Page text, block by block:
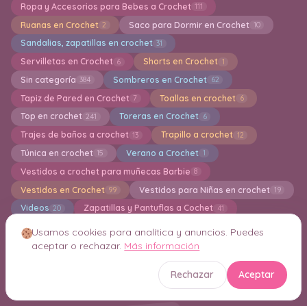
Ropa y Accesorios para Bebes a Crochet 111
Ruanas en Crochet 2 Saco para Dormir en Crochet 10
Sandalias, zapatillas en crochet 31
Servilletas en Crochet 6 Shorts en Crochet 1
Sin categoría 384 Sombreros en Crochet 62
Tapiz de Pared en Crochet 7 Toallas en crochet 6
Top en crochet 241 Toreras en Crochet 6
Trajes de baños a crochet 13 Trapillo a crochet 12
Túnica en crochet 15 Verano a Crochet 1
Vestidos a crochet para muñecas Barbie 8
Vestidos en Crochet 99 Vestidos para Niñas en crochet 19
Videos 20 Zapatillas y Pantuflas a Cochet 41
zapatos para bebés a crochet
Crochet Inteligente Consejos y Técnicas
Usamos cookies para analítica y anuncios. Puedes
aceptar o rechazar. Más información
Rechazar Aceptar